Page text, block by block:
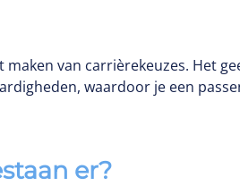
van carrièrekeuzes. Het
waardoor je een
er?